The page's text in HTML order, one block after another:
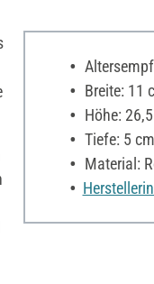
Breite: 11
Höhe:
Tiefe: 5 cm
Material: